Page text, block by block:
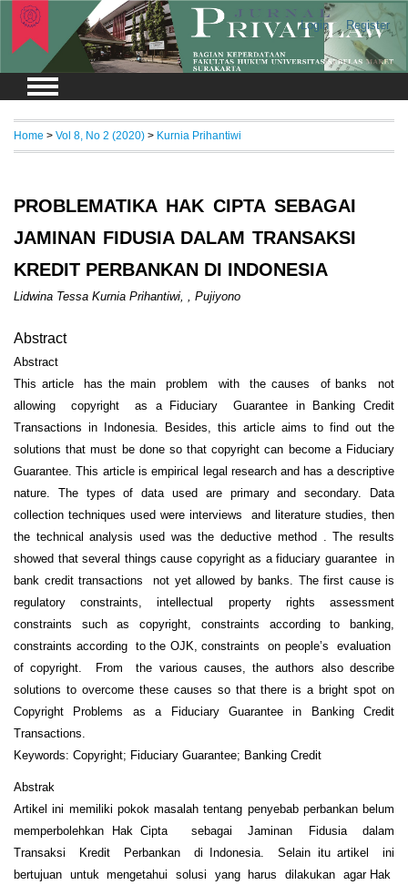
Login Register
Home > Vol 8, No 2 (2020) > Kurnia Prihantiwi
PROBLEMATIKA HAK CIPTA SEBAGAI
JAMINAN FIDUSIA DALAM TRANSAKSI
KREDIT PERBANKAN DI INDONESIA
Lidwina Tessa Kurnia Prihantiwi, , Pujiyono
Abstract
Abstract
This article has the main problem with the causes of banks not
allowing copyright as a Fiduciary Guarantee in Banking Credit
Transactions in Indonesia. Besides, this article aims to find out the
solutions that must be done so that copyright can become a Fiduciary
Guarantee. This article is empirical legal research and has a descriptive
nature. The types of data used are primary and secondary. Data
collection techniques used were interviews and literature studies, then
the technical analysis used was the deductive method . The results
showed that several things cause copyright as a fiduciary guarantee in
bank credit transactions not yet allowed by banks. The first cause is
regulatory constraints, intellectual property rights assessment
constraints such as copyright, constraints according to banking,
constraints according to the OJK, constraints on people’s evaluation
of copyright. From the various causes, the authors also describe
solutions to overcome these causes so that there is a bright spot on
Copyright Problems as a Fiduciary Guarantee in Banking Credit
Transactions.
Keywords: Copyright; Fiduciary Guarantee; Banking Credit
Abstrak
Artikel ini memiliki pokok masalah tentang penyebab perbankan belum
memperbolehkan Hak Cipta sebagai Jaminan Fidusia dalam
Transaksi Kredit Perbankan di Indonesia. Selain itu artikel ini
bertujuan untuk mengetahui solusi yang harus dilakukan agar Hak